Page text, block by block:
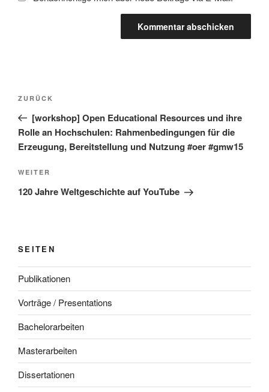
Beitragsnavigation
Vorheriger
Beitrag
ZURÜCK
[workshop] Open Educational Resources und ihre
Rolle an Hochschulen: Rahmenbedingungen für die
Erzeugung, Bereitstellung und Nutzung #oer #gmw15
Nächster
Beitrag
WEITER
120 Jahre Weltgeschichte auf YouTube
SEITEN
Publikationen
Vorträge / Presentations
Bachelorarbeiten
Masterarbeiten
Dissertationen